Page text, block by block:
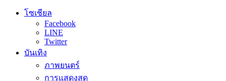
โซเชียล
Facebook
LINE
Twitter
บันเทิง
ภาพยนตร์
การแสดงสด